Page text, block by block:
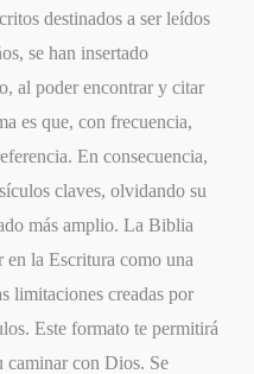
destinados a ser leídos
se han insertado
al poder encontrar y citar
es que, con frecuencia,
En consecuencia,
claves, olvidando su
más amplio. La Biblia
la Escritura como una
limitaciones creadas por
Este formato te permitirá
caminar con Dios. Se